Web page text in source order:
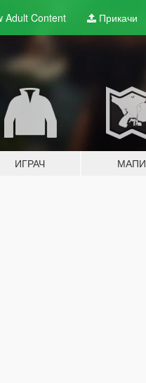
AdultContent Прикачи
ИГРАЧ МАПИ